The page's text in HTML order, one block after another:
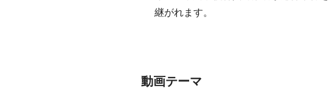
継がれます。
動画テーマ